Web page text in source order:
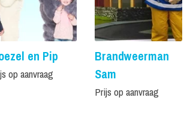
en Pip
op aanvraag
Brandweerman
Sam
Prijs op aanvraag